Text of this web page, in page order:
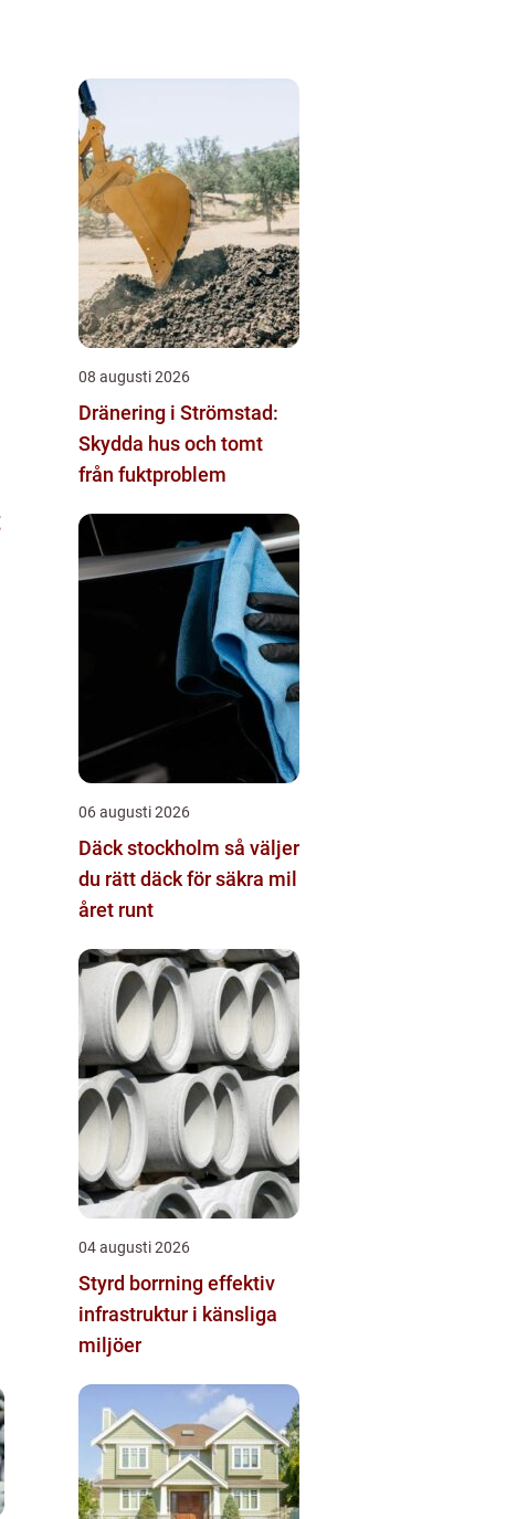
08 augusti 2026
Dränering i Strömstad:
Skydda hus och tomt
från fuktproblem
06 augusti 2026
Däck stockholm så väljer
du rätt däck för säkra mil
året runt
04 augusti 2026
Styrd borrning effektiv
infrastruktur i känsliga
miljöer